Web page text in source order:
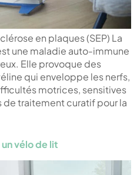
en plaques (SEP) La
une maladie auto-immune
Elle provoque des
qui enveloppe les nerfs,
motrices, sensitives
de traitement curatif pour la
vélo de lit